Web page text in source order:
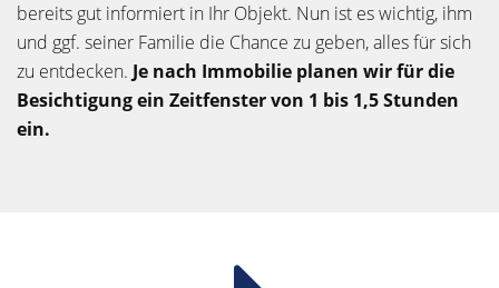
bereits gut informiert in Ihr Objekt. Nun ist es wichtig, ihm
und ggf. seiner Familie die Chance zu geben, alles für sich
zu entdecken. Je nach Immobilie planen wir für die
Besichtigung ein Zeitfenster von 1 bis 1,5 Stunden
ein.